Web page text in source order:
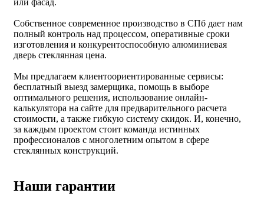
или фасад.
Собственное современное производство в СПб дает нам
полный контроль над процессом, оперативные сроки
изготовления и конкурентоспособную алюминиевая
дверь стеклянная цена.
Мы предлагаем клиентоориентированные сервисы:
бесплатный выезд замерщика, помощь в выборе
оптимального решения, использование онлайн-
калькулятора на сайте для предварительного расчета
стоимости, а также гибкую систему скидок. И, конечно,
за каждым проектом стоит команда истинных
профессионалов с многолетним опытом в сфере
стеклянных конструкций.
Наши гарантии